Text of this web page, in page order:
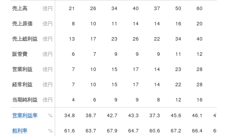
業績データ一覧
売上高 億円 21 26 34 40 37 50 60
売上原価 億円 8 10 11 14 14 16 20
売上総利益 億円 13 17 23 26 22 34 40
販管費 億円 6 7 9 9 9 11 12
営業利益 億円 7 10 15 17 14 23 28
経常利益 億円 7 10 15 17 14 22 28
当期純利益 億円 4 6 9 9 8 12 16
営業利益率 % 34.8 38.7 42.7 43.3 37.3 45.6 46.1 47.2
粗利率 % 61.6 63.7 67.9 64.7 60.6 67.2 66.4 65.5